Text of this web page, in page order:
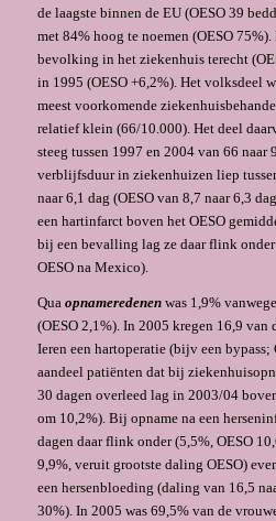
de laagste binnen de EU (OESO 39
met 84% hoog te noemen (OESO
bevolking in het ziekenhuis terecht
in 1995 (OESO +6,2%). Het volksdeel
meest voorkomende
relatief klein (66/10.000). Het deel
steeg tussen 1997 en 2004 van 66 naar
verblijfsduur in ziekenhuizen liep
naar 6,1 dag (OESO van 8,7 naar 6,3
een hartinfarct boven het OESO
bij een bevalling lag ze daar flink
OESO na Mexico).
Qua opnameredenenwas 1,9%
(OESO 2,1%). In 2005 kregen 16,9
Ieren een hartoperatie (bijv een bypass;
aandeel patiënten dat bij
30 dagen overleed lag in 2003/04
om 10,2%). Bij opname na een
dagen daar flink onder (5,5%, OESO
9,9%, veruit grootste daling OESO)
een hersenbloeding (daling van 16,5
30%). In 2005 was 69,5% van de